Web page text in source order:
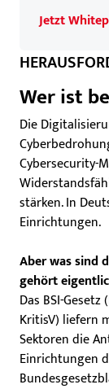
Jetzt
Wer ist
Die
Cybersecurity-
stärken. In
Einrichtungen.
Aber was sind
gehört
Das BSI-
KritisV) liefern
Sektoren die
Einrichtungen